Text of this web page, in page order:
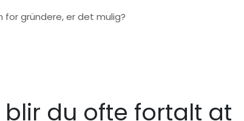
for gründere, er det mulig?
du ofte fortalt at